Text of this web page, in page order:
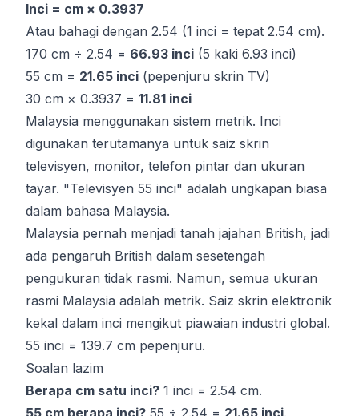
Inci = cm × 0.3937
Atau bahagi dengan 2.54 (1 inci = tepat 2.54 cm).
170 cm ÷ 2.54 = 66.93 inci (5 kaki 6.93 inci)
55 cm = 21.65 inci (pepenjuru skrin TV)
30 cm × 0.3937 = 11.81 inci
Malaysia menggunakan sistem metrik. Inci
digunakan terutamanya untuk saiz skrin
televisyen, monitor, telefon pintar dan ukuran
tayar. "Televisyen 55 inci" adalah ungkapan biasa
dalam bahasa Malaysia.
Malaysia pernah menjadi tanah jajahan British, jadi
ada pengaruh British dalam sesetengah
pengukuran tidak rasmi. Namun, semua ukuran
rasmi Malaysia adalah metrik. Saiz skrin elektronik
kekal dalam inci mengikut piawaian industri global.
55 inci = 139.7 cm pepenjuru.
Soalan lazim
Berapa cm satu inci? 1 inci = 2.54 cm.
55 cm berapa inci? 55 ÷ 2.54 = 21.65 inci.